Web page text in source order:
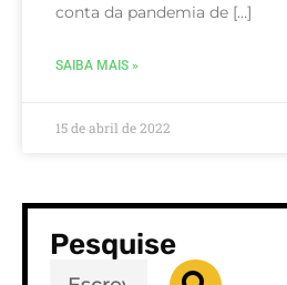
conta da pandemia de […]
SAIBA MAIS »
15 de abril de 2022
Pesquise